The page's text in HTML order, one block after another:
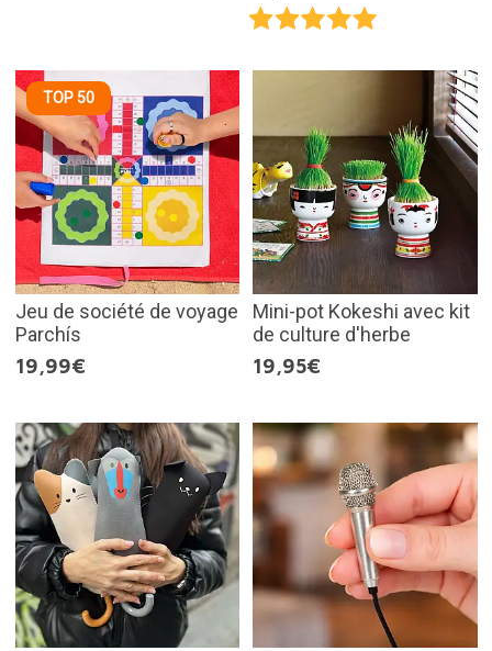
TOP 50
Jeu de société de voyage
Parchís
19,99€
Mini-pot Kokeshi avec kit
de culture d'herbe
19,95€